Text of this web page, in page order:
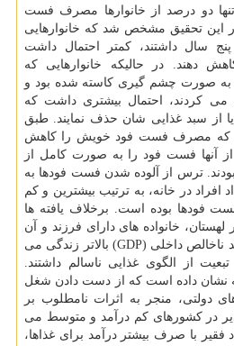
تنها دو درصد از خانوارها مصرف فست
در این تحقیق مشخص شد که خانوارهایی
سال داشتند، کمتر احتمال داشت
دهند. در حالیکه خانوارهایی که
به صورت چشم گیری کاسته شده بود و
می کردند، احتمال بیشتری داشت که
از سبد غذایی شان حذف نمایند. طبق
که مصرف فست فود خویش را کاهش
حدود ۸۲ درصد از آنها فست فود را به صورت کامل از
ترس از آلوده شدن فست فودها به
افراد در خانه، به ترتیب بیشترین و کم
فودها بوده است. برخلاف یافته ها
خانواده های دارای فرزند و آن
هایی که در منطقه ای با تولید ناخالص داخلی (GDP) بالاتر زندگی می
از الگوی غذایی ناسالم داشتند.
نشان داده است که از دست دادن شغل
دولتی، منجر به اثرات نامطلوب بر
در کشورهای کم درآمد و متوسط ​​می
با صرف بیشتر درآمد برای غذاها،